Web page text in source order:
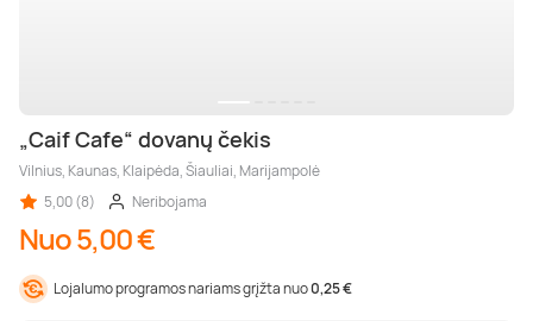
„Caif Cafe“ dovanų čekis
Vilnius, Kaunas, Klaipėda, Šiauliai, Marijampolė
5,00 (8)
Neribojama
Nuo 5,00 €
Lojalumo programos nariams grįžta nuo0,25 €